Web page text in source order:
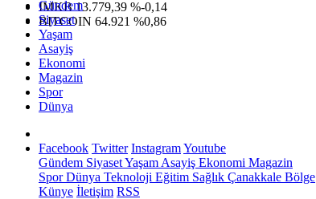
IMKB13.779,39 %-0,14
BITCOIN 64.921 %0,86
Gündem
Siyaset
Yaşam
Asayiş
Ekonomi
Magazin
Spor
Dünya
Facebook Twitter InstagramYoutube
Gündem SiyasetYaşam Asayiş Ekonomi Magazin
SporDünya Teknoloji Eğitim Sağlık Çanakkale Bölge
Künye İletişim RSS